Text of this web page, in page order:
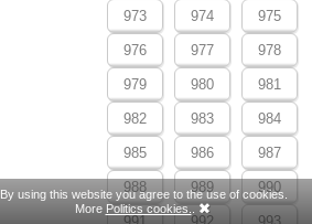
973 974 975
976 977 978
979 980 981
982 983 984
985 986 987
988 989 990
By using this website you agree to the use of cookies.
More Politics cookies.